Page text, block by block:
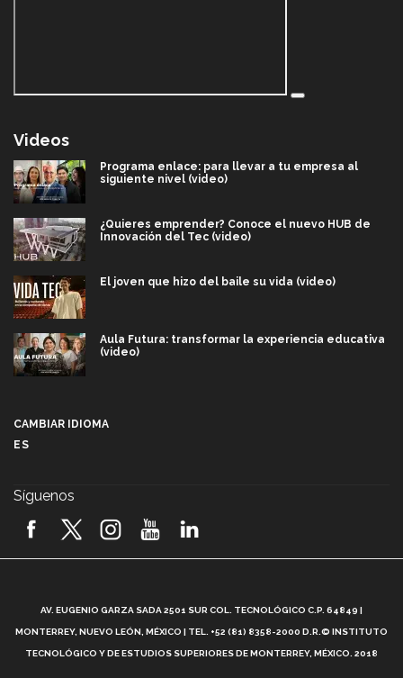
Videos
Programa enlace: para llevar a tu empresa al
siguiente nivel (video)
¿Quieres emprender? Conoce el nuevo HUB de
Innovación del Tec (video)
El joven que hizo del baile su vida (video)
Aula Futura: transformar la experiencia educativa
(video)
2026! (video)
¿Cómo es el Modelo Educativo Tec? (video)
CAMBIAR IDIOMA
ES
Síguenos
AV. EUGENIO GARZA SADA 2501 SUR COL. TECNOLÓGICO C.P. 64849 |
MONTERREY, NUEVO LEÓN, MÉXICO | TEL. +52 (81) 8358-2000 D.R.© INSTITUTO
TECNOLÓGICO Y DE ESTUDIOS SUPERIORES DE MONTERREY, MÉXICO. 2018